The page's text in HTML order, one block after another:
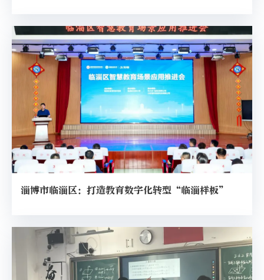
淄博市临淄区：打造教育数字化转型“临淄样板”